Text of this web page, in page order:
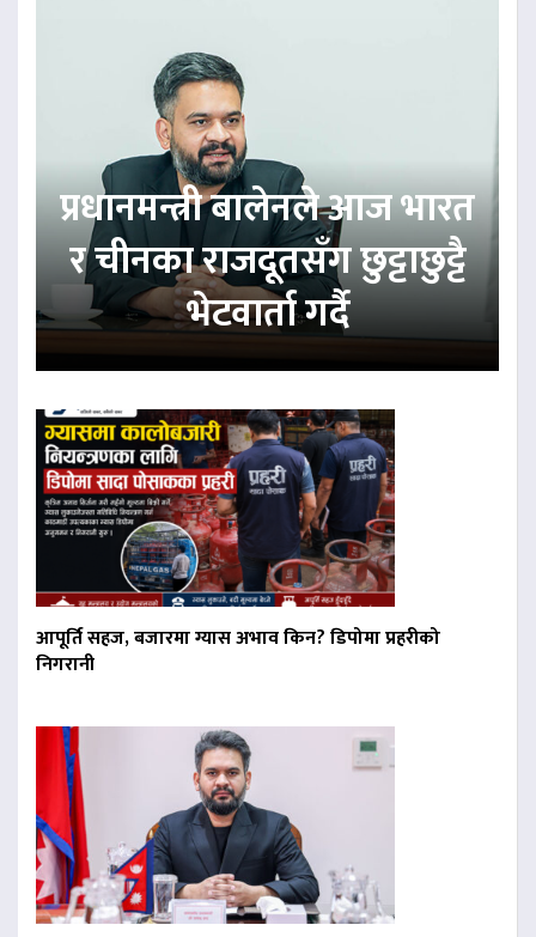
प्रधानमन्त्री बालेनले आज भारत
र चीनका राजदूतसँग छुट्टाछुट्टै
भेटवार्ता गर्दै
आपूर्ति सहज, बजारमा ग्यास अभाव किन? डिपोमा प्रहरीको
निगरानी